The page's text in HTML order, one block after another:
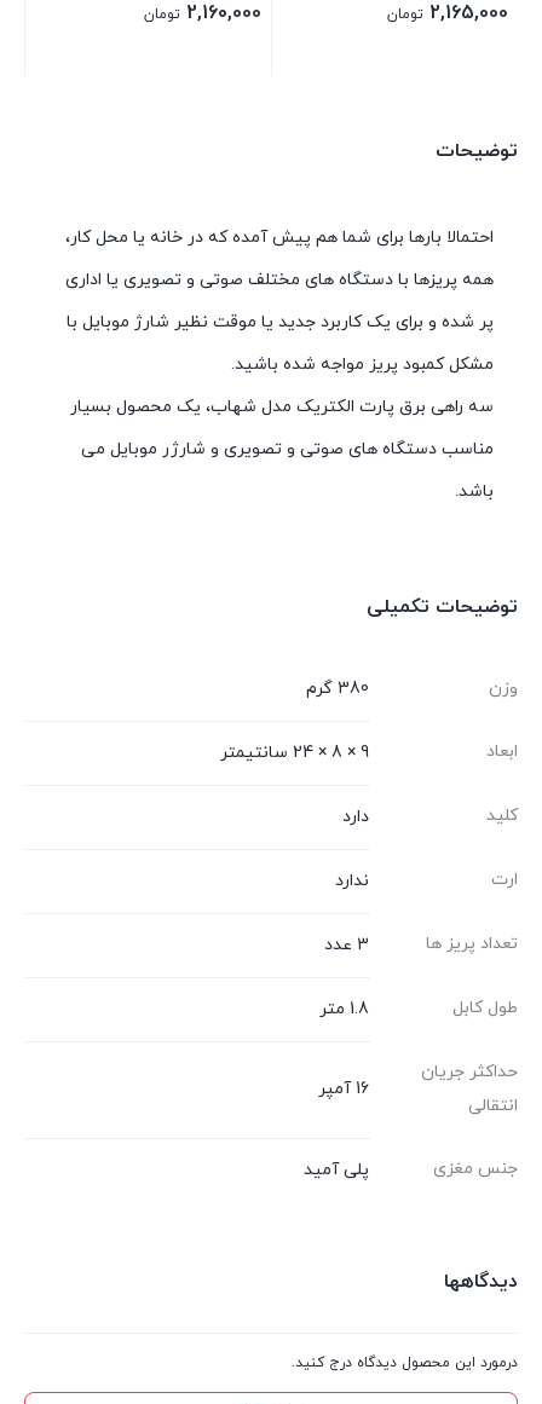
2,165,000 تومان 2,160,000 تومان
توضیحات
احتمالا بارها برای شما هم پیش آمده که در خانه یا محل کار،
همه پریزها با دستگاه های مختلف صوتی و تصویری یا اداری
پر شده و برای یک کاربرد جدید یا موقت نظیر شارژ موبایل با
مشکل کمبود پریز مواجه شده باشید.
سه راهی برق پارت الکتریک مدل شهاب، یک محصول بسیار
مناسب دستگاه های صوتی و تصویری و شارژر موبایل می
باشد.
توضیحات تکمیلی
وزن 380 گرم
ابعاد 9 × 8 × 24 سانتیمتر
کلید دارد
ارت ندارد
تعداد پریز ها 3 عدد
طول کابل 1.8 متر
حداکثر جریان
انتقالی
16 آمپر
جنس مغزی پلی آمید
دیدگاهها
درمورد این محصول دیدگاه درج کنید.